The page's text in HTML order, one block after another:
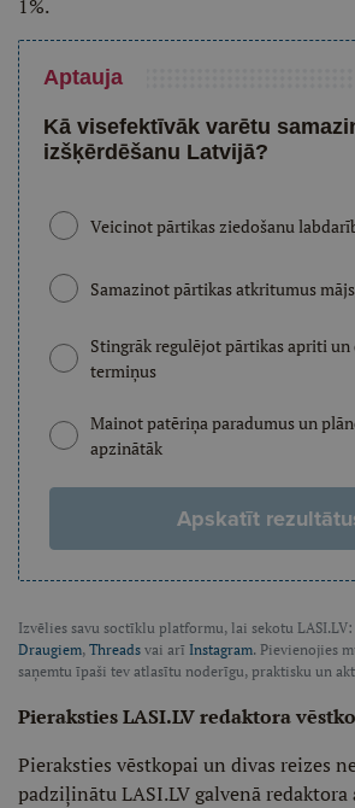
1%.
Aptauja
Kā visefektīvāk varētu
izšķērdēšanu Latvijā?
Veicinot pārtikas ziedošanu
Samazinot pārtikas atkritumus
Stingrāk regulējot pārtikas apriti un
termiņus
Mainot patēriņa paradumus un
apzinātāk
Apskatīt
Izvēlies savu soctīklu platformu, lai sekotu LASI.LV:
Draugiem, Threads vai arī Instagram. Pievienojies
saņemtu īpaši tev atlasītu noderīgu, praktisku un
Pieraksties LASI.LV redaktora
Pieraksties vēstkopai un divas reizes
padziļinātu LASI.LV galvenā